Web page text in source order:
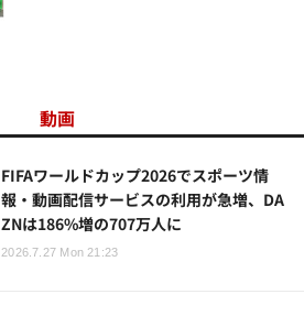
動画
FIFAワールドカップ2026でスポーツ情
報・動画配信サービスの利用が急増、DA
ZNは186%増の707万人に
2026.7.27 Mon 21:23